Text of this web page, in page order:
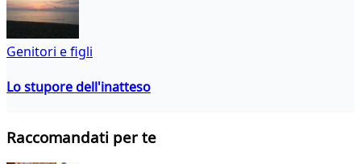
Genitori e figli
Lo stupore dell'inatteso
Raccomandati per te